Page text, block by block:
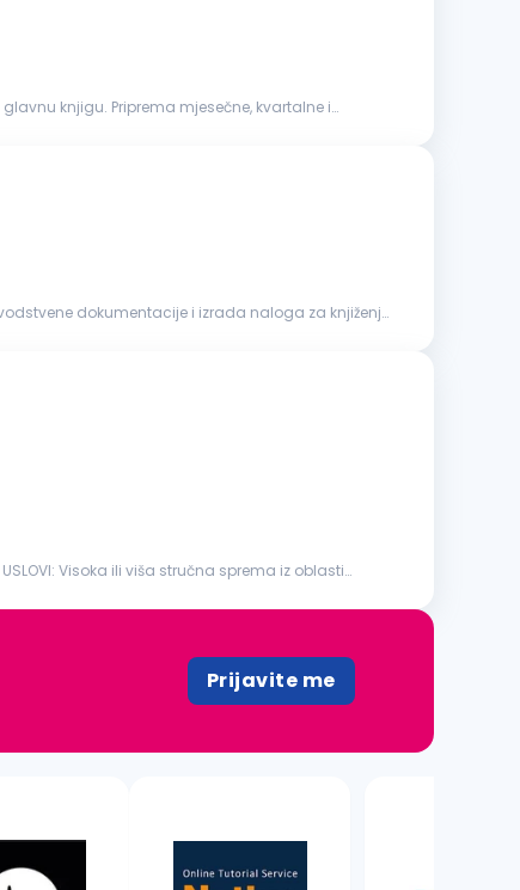
USLOVI: Visoka ili viša stručna sprema iz oblasti
Prijavite me